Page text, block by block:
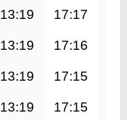
13:19 17:17
13:19 17:16
13:19 17:15
13:19 17:15